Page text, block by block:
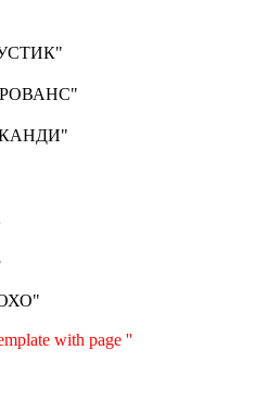
with page ''